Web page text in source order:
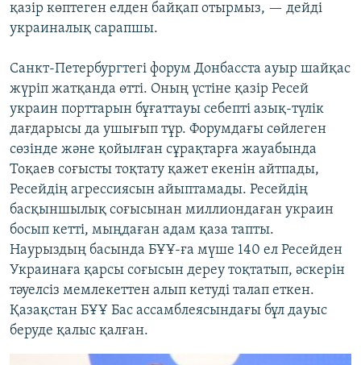
қазір көптеген елден байқап отырмыз, — дейді
украиналық сарапшы.
Санкт-Петербургтегі форум Донбасста ауыр шайқас
жүріп жатқанда өтті. Оның үстіне қазір Ресей
украин порттарын бұғаттауы себепті азық-түлік
дағдарысы да ушығып тұр. Форумдағы сөйлеген
сөзінде және қойылған сұрақтарға жауабында
Тоқаев соғысты тоқтату қажет екенін айтпады,
Ресейдің агрессиясын айыптамады. Ресейдің
басқыншылық соғысынан миллиондаған украин
босып кетті, мыңдаған адам қаза тапты.
Наурыздың басында БҰҰ-ға мүше 140 ел Ресейден
Украинаға қарсы соғысын дереу тоқтатып, әскерін
тәуелсіз мемлекеттен алып кетуді талап еткен.
Қазақстан БҰҰ Бас ассамблеясындағы бұл дауыс
беруде қалыс қалған.